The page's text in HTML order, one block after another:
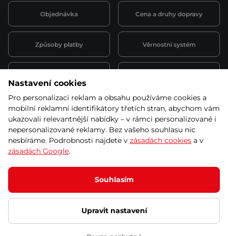
Objednávka Cena a druhy dopravy
Způsoby platby Věrnostní systém
Půjčovna
obchodní podmínky
Kariéra
© 2026 SEVEN SPORT s.r.o Všechna práva vyhrazena
Podle zákona o evidenci tržeb je prodávající povinen vystavit
kupujícímu účtenku.
Zároveň je povinen zaevidovat přijatou tržbu u správce daně online; v
případě technického výpadku pak nejpozději do 48 hodin.
Ochrana osobních údajů Nastavení cookies Vnitřní oznamovací
systém Prohlášení přístupnosti
Nastavení cookies
Pro personalizaci reklam a obsahu používáme cookies a
mobilní reklamní identifikátory třetích stran, abychom vám
ukazovali relevantnější nabídky – v rámci personalizované i
nepersonalizované reklamy. Bez vašeho souhlasu nic
nesbíráme. Podrobnosti najdete v zásadách cookies a v
zásadách Google.
Souhlasím
Upravit nastavení